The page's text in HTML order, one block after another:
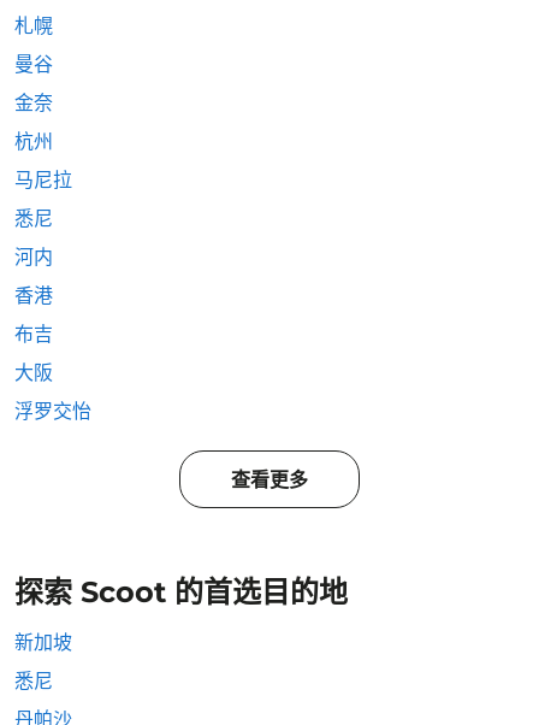
札幌
曼谷
金奈
杭州
马尼拉
悉尼
河内
香港
布吉
大阪
浮罗交怡
查看更多
探索 Scoot 的首选目的地
新加坡
悉尼
丹帕沙